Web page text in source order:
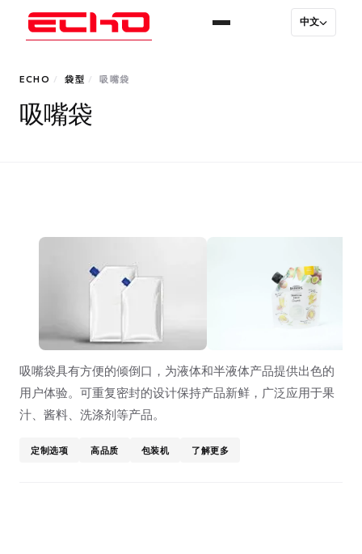
中文
ECHO / 袋型 / 吸嘴袋
吸嘴袋
吸嘴袋具有方便的倾倒口，为液体和半液体产品提供出色的
用户体验。可重复密封的设计保持产品新鲜，广泛应用于果
汁、酱料、洗涤剂等产品。
定制选项 高品质 包装机 了解更多